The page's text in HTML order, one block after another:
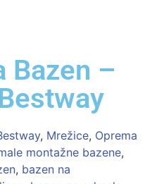
Bazen –
, Mrežice, Oprema
montažne bazene,
, bazen na